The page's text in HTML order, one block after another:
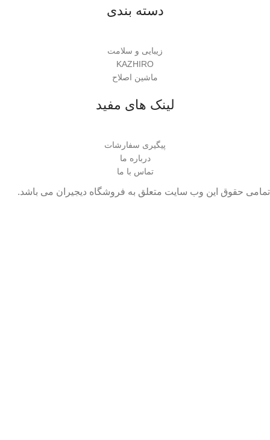
دسته بندی
زیبایی و سلامت
KAZHIRO
ماشین اصلاح
لینک های مفید
پیگیری سفارشات
درباره ما
تماس با ما
تمامی حقوق این وب سایت متعلق به فروشگاه دیجیران می باشد.